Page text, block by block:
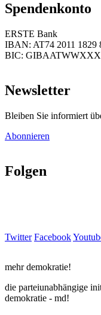
Spendenkonto
ERSTE Bank
IBAN: AT74 2011 1829
BIC: GIBAATWWXXX
Newsletter
Bleiben Sie informiert
Abonnieren
Folgen
Twitter Facebook
mehr demokratie!
die parteiunabhängige
demokratie - md!